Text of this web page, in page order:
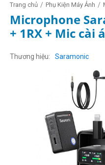
Trang chủ / Phụ Kiện Máy Ảnh /
Microphone
+ 1RX + Mic cài
Thương hiệu Saramonic